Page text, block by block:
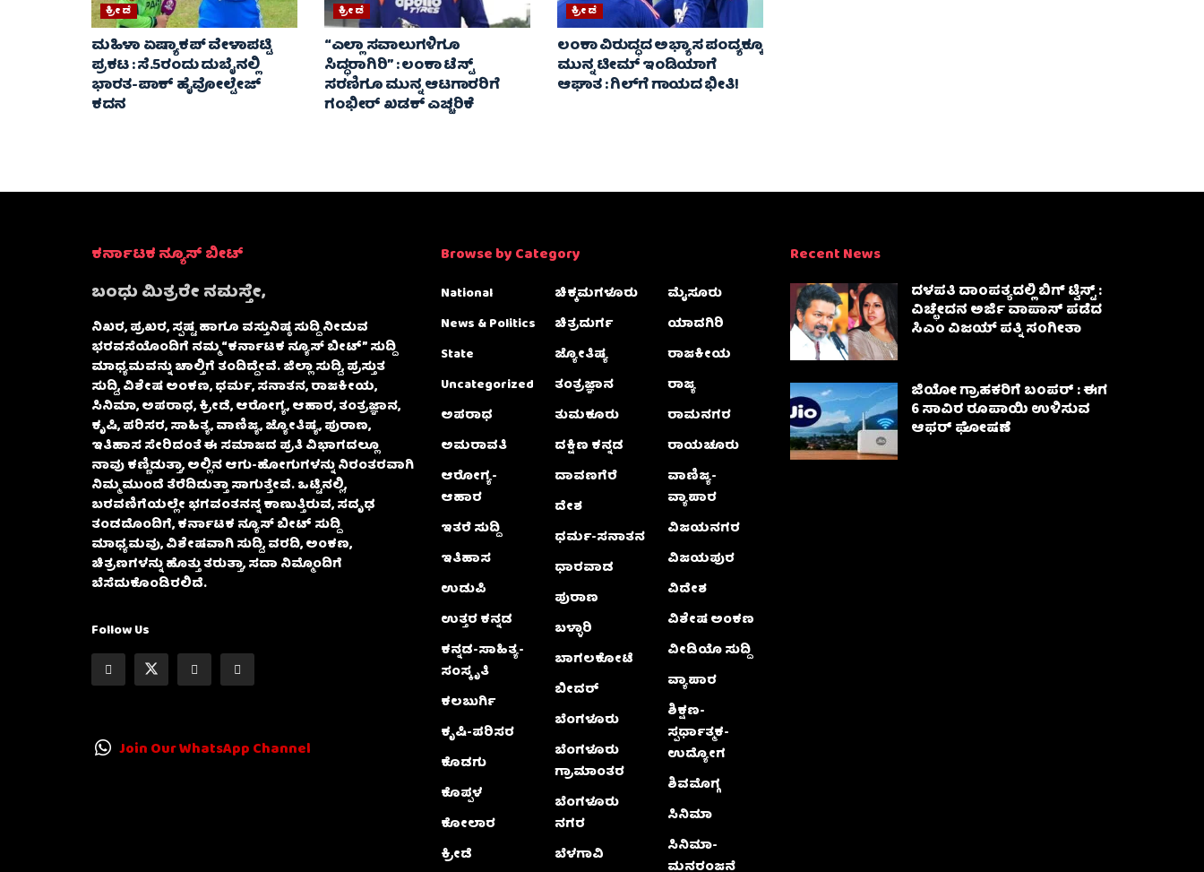
ಕ್ರೀಡೆ
ಮಹಿಳಾ ಏಷ್ಯಾಕಪ್ ವೇಳಾಪಟ್ಟಿ
ಪ್ರಕಟ : ಸೆ.5ರಂದು ದುಬೈನಲ್ಲಿ
ಭಾರತ-ಪಾಕ್‌ ಹೈವೋಲ್ಟೇಜ್
ಕದನ
ಕ್ರೀಡೆ
“ಎಲ್ಲಾ ಸವಾಲುಗಳಿಗೂ
ಸಿದ್ಧರಾಗಿರಿ” : ಲಂಕಾ ಟೆಸ್ಟ್
ಸರಣಿಗೂ ಮುನ್ನ ಆಟಗಾರರಿಗೆ
ಗಂಭೀರ್ ಖಡಕ್ ಎಚ್ಚರಿಕೆ
ಕ್ರೀಡೆ
ಲಂಕಾ ವಿರುದ್ಧದ ಅಭ್ಯಾಸ ಪಂದ್ಯಕ್ಕೂ
ಮುನ್ನ ಟೀಮ್ ಇಂಡಿಯಾಗೆ
ಆಘಾತ : ಗಿಲ್‌ಗೆ ಗಾಯದ ಭೀತಿ!
ಕರ್ನಾಟಕ ನ್ಯೂಸ್ ಬೀಟ್
ಬಂಧು ಮಿತ್ರರೇ ನಮಸ್ತೇ,
ನಿಖರ, ಪ್ರಖರ, ಸ್ಪಷ್ಟ ಹಾಗೂ ವಸ್ತುನಿಷ್ಠ ಸುದ್ದಿ ನೀಡುವ
ಭರವಸೆಯೊಂದಿಗೆ ನಮ್ಮ “ಕರ್ನಾಟಕ ನ್ಯೂಸ್ ಬೀಟ್” ಸುದ್ದಿ
ಮಾಧ್ಯಮವನ್ನು ಚಾಲ್ತಿಗೆ ತಂದಿದ್ದೇವೆ. ಜಿಲ್ಲಾ ಸುದ್ದಿ, ಪ್ರಸ್ತುತ
ಸುದ್ದಿ, ವಿಶೇಷ ಅಂಕಣ, ಧರ್ಮ, ಸನಾತನ, ರಾಜಕೀಯ,
ಸಿನಿಮಾ, ಅಪರಾಧ, ಕ್ರೀಡೆ, ಆರೋಗ್ಯ, ಆಹಾರ, ತಂತ್ರಜ್ಞಾನ,
ಕೃಷಿ, ಪರಿಸರ, ಸಾಹಿತ್ಯ, ವಾಣಿಜ್ಯ, ಜ್ಯೋತಿಷ್ಯ, ಪುರಾಣ,
ಇತಿಹಾಸ ಸೇರಿದಂತೆ ಈ ಸಮಾಜದ ಪ್ರತಿ ವಿಭಾಗದಲ್ಲೂ
ನಾವು ಕಣ್ಣಿಡುತ್ತಾ, ಅಲ್ಲಿನ ಆಗು-ಹೋಗುಗಳನ್ನು ನಿರಂತರವಾಗಿ
ನಿಮ್ಮ ಮುಂದೆ ತೆರೆದಿಡುತ್ತಾ ಸಾಗುತ್ತೇವೆ. ಒಟ್ಟಿನಲ್ಲಿ,
ಬರವಣಿಗೆಯಲ್ಲೇ ಭಗವಂತನನ್ನ ಕಾಣುತ್ತಿರುವ, ಸದೃಢ
ತಂಡದೊಂದಿಗೆ, ಕರ್ನಾಟಕ ನ್ಯೂಸ್ ಬೀಟ್ ಸುದ್ದಿ
ಮಾಧ್ಯಮವು, ವಿಶೇಷವಾಗಿ ಸುದ್ದಿ, ವರದಿ, ಅಂಕಣ,
ಚಿತ್ರಣಗಳನ್ನು ಹೊತ್ತು ತರುತ್ತಾ, ಸದಾ ನಿಮ್ಮೊಂದಿಗೆ
ಬೆಸೆದುಕೊಂಡಿರಲಿದೆ.
Follow Us
Join Our WhatsApp Channel
Browse by Category
National
News & Politics
State
Uncategorized
ಅಪರಾಧ
ಅಮರಾವತಿ
ಆರೋಗ್ಯ-
ಆಹಾರ
ಇತರೆ ಸುದ್ದಿ
ಇತಿಹಾಸ
ಉಡುಪಿ
ಉತ್ತರ ಕನ್ನಡ
ಕನ್ನಡ-ಸಾಹಿತ್ಯ-
ಸಂಸ್ಕೃತಿ
ಕಲಬುರ್ಗಿ
ಕೃಷಿ-ಪರಿಸರ
ಕೊಡಗು
ಕೊಪ್ಪಳ
ಕೋಲಾರ
ಕ್ರೀಡೆ
ಚಿಕ್ಕಮಗಳೂರು
ಚಿತ್ರದುರ್ಗ
ಜ್ಯೋತಿಷ್ಯ
ತಂತ್ರಜ್ಞಾನ
ತುಮಕೂರು
ದಕ್ಷಿಣ ಕನ್ನಡ
ದಾವಣಗೆರೆ
ದೇಶ
ಧರ್ಮ-ಸನಾತನ
ಧಾರವಾಡ
ಪುರಾಣ
ಬಳ್ಳಾರಿ
ಬಾಗಲಕೋಟೆ
ಬೀದರ್
ಬೆಂಗಳೂರು
ಬೆಂಗಳೂರು
ಗ್ರಾಮಾಂತರ
ಬೆಂಗಳೂರು
ನಗರ
ಬೆಳಗಾವಿ
ಮೈಸೂರು
ಯಾದಗಿರಿ
ರಾಜಕೀಯ
ರಾಜ್ಯ
ರಾಮನಗರ
ರಾಯಚೂರು
ವಾಣಿಜ್ಯ-
ವ್ಯಾಪಾರ
ವಿಜಯನಗರ
ವಿಜಯಪುರ
ವಿದೇಶ
ವಿಶೇಷ ಅಂಕಣ
ವೀಡಿಯೊ ಸುದ್ದಿ
ವ್ಯಾಪಾರ
ಶಿಕ್ಷಣ-
ಸ್ಪರ್ಧಾತ್ಮಕ-
ಉದ್ಯೋಗ
ಶಿವಮೊಗ್ಗ
ಸಿನಿಮಾ
ಸಿನಿಮಾ-
Recent News
ದಳಪತಿ ದಾಂಪತ್ಯದಲ್ಲಿ ಬಿಗ್ ಟ್ವಿಸ್ಟ್ :
ವಿಚ್ಛೇದನ ಅರ್ಜಿ ವಾಪಾಸ್‌ ಪಡೆದ
ಸಿಎಂ ವಿಜಯ್ ಪತ್ನಿ ಸಂಗೀತಾ‌
ಜಿಯೋ ಗ್ರಾಹಕರಿಗೆ ಬಂಪರ್ : ಈಗ
6 ಸಾವಿರ ರೂಪಾಯಿ ಉಳಿಸುವ
ಆಫರ್ ಘೋಷಣೆ